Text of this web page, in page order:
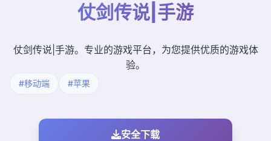
仗剑传说|手游
仗剑传说|手游。专业的游戏平台，为您提供优质的游戏体
验。
#移动端 #苹果
安全下载